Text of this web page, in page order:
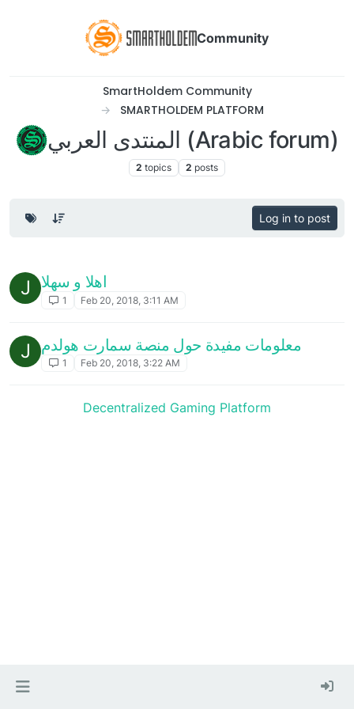
Community
SmartHoldem Community
SMARTHOLDEM PLATFORM
المنتدى العربي (Arabic forum)
2 topics 2 posts
Log in to post
J اهلا و سهلا
1 Feb 20, 2018, 3:11 AM
J معلومات مفيدة حول منصة سمارت هولدم
1 Feb 20, 2018, 3:22 AM
Decentralized Gaming Platform